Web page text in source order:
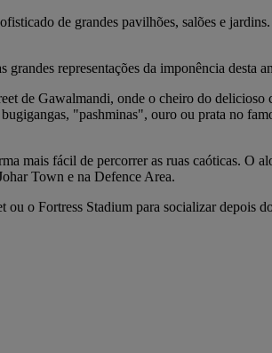
de grandes pavilhões, salões e
representações da imponência desta
de Gawalmandi, onde o cheiro do
"pashminas", ouro ou prata no
mais fácil de percorrer as ruas caóticas.
Town e na Defence Area.
o Fortress Stadium para socializar depois